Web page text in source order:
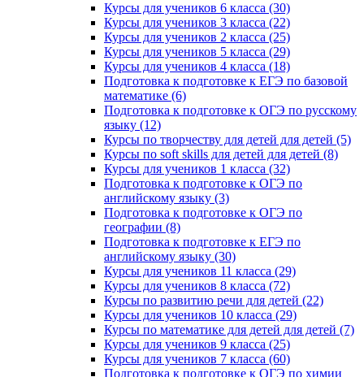
Курсы для учеников 6 класса (30)
Курсы для учеников 3 класса (22)
Курсы для учеников 2 класса (25)
Курсы для учеников 5 класса (29)
Курсы для учеников 4 класса (18)
Подготовка к подготовке к ЕГЭ по базовой
математике (6)
Подготовка к подготовке к ОГЭ по русскому
языку (12)
Курсы по творчеству для детей для детей (5)
Курсы по soft skills для детей для детей (8)
Курсы для учеников 1 класса (32)
Подготовка к подготовке к ОГЭ по
английскому языку (3)
Подготовка к подготовке к ОГЭ по
географии (8)
Подготовка к подготовке к ЕГЭ по
английскому языку (30)
Курсы для учеников 11 класса (29)
Курсы для учеников 8 класса (72)
Курсы по развитию речи для детей (22)
Курсы для учеников 10 класса (29)
Курсы по математике для детей для детей (7)
Курсы для учеников 9 класса (25)
Курсы для учеников 7 класса (60)
Подготовка к подготовке к ОГЭ по химии